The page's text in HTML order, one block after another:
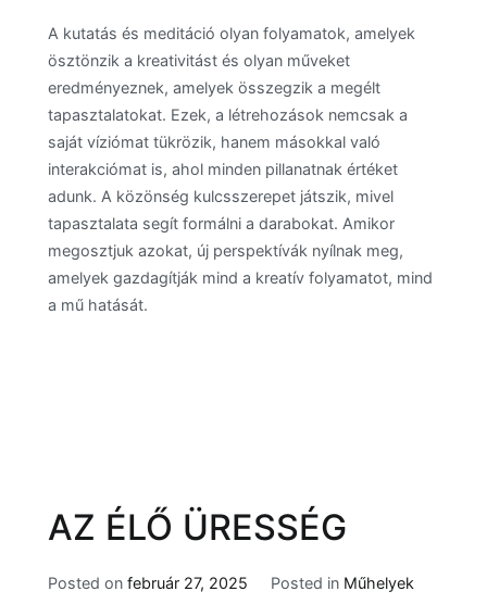
A kutatás és meditáció olyan folyamatok, amelyek
ösztönzik a kreativitást és olyan műveket
eredményeznek, amelyek összegzik a megélt
tapasztalatokat. Ezek, a létrehozások nemcsak a
saját víziómat tükrözik, hanem másokkal való
interakciómat is, ahol minden pillanatnak értéket
adunk. A közönség kulcsszerepet játszik, mivel
tapasztalata segít formálni a darabokat. Amikor
megosztjuk azokat, új perspektívák nyílnak meg,
amelyek gazdagítják mind a kreatív folyamatot, mind
a mű hatását.
AZ ÉLŐ ÜRESSÉG
Posted on február 27, 2025 Posted in Műhelyek